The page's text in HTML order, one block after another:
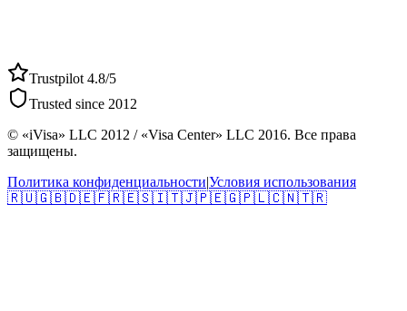
Trustpilot 4.8/5
Trusted since 2012
© «iVisa» LLC 2012 / «Visa Center» LLC 2016. Все права
защищены.
Политика конфиденциальности|Условия использования
🇷🇺🇬🇧🇩🇪🇫🇷🇪🇸🇮🇹🇯🇵🇪🇬🇵🇱🇨🇳🇹🇷